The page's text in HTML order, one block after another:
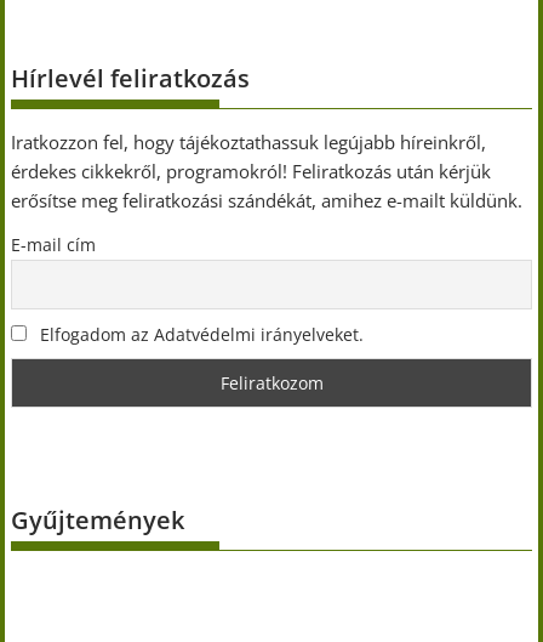
Hírlevél feliratkozás
Iratkozzon fel, hogy tájékoztathassuk legújabb híreinkről,
érdekes cikkekről, programokról! Feliratkozás után kérjük
erősítse meg feliratkozási szándékát, amihez e-mailt küldünk.
E-mail cím
Elfogadom az Adatvédelmi irányelveket.
Gyűjtemények